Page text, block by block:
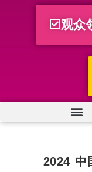
观众
2024 中